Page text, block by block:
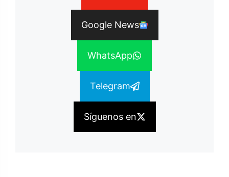
Google News
WhatsApp
Telegram
Síguenos en